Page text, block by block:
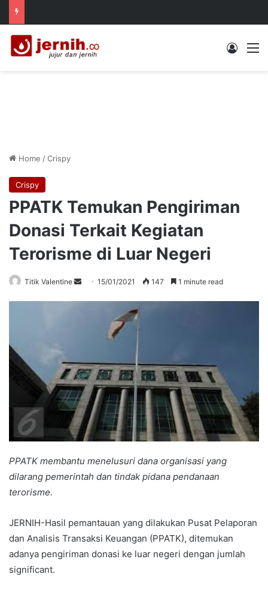
Log In
Home /Crispy
Crispy
PPATK Temukan Pengiriman
Donasi Terkait Kegiatan
Terorisme di Luar Negeri
Titik Valentine
Send15/01/2021 147 1 minute read
PPATK membantu menelusuri dana organisasi yang
dilarang pemerintah dan tindak pidana pendanaan
terorisme.
JERNIH-Hasil pemantauan yang dilakukan Pusat Pelaporan
dan Analisis Transaksi Keuangan (PPATK), ditemukan
adanya pengiriman donasi ke luar negeri dengan jumlah
significant.